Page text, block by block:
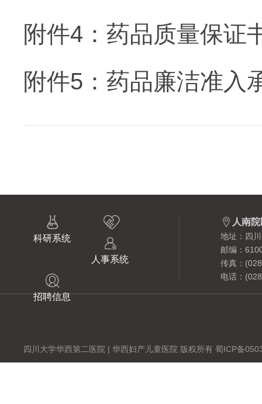
附件4：药品质量保证
附件5：药品廉洁准入

科研系统


人事系统

招聘信息
 人南
地址：四
邮编：
传真：
电话：
四川大学华西第二医院 | 华西妇产儿童医院 版权所有 蜀ICP备